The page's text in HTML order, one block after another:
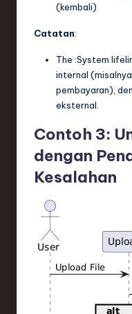
(kembali)
Catatan:
The :System
internal
pembayaran),
eksternal.
Contoh 3:
dengan
Kesalahan